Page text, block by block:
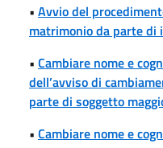
• Avvio del
matrimonio da parte di
• Cambiare nome e
dell’avviso di
parte di soggetto
• Cambiare nome e